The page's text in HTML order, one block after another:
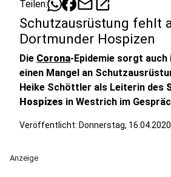
Teilen:
Schutzausrüstung fehlt
Dortmunder Hospizen
Die Corona-Epidemie sorgt auch
einen Mangel an
Heike Schöttler als Leiterin des
Hospizes in Westrich im
Veröffentlicht: Donnerstag,
Anzeige